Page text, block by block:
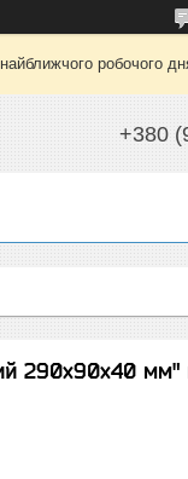
робочого
+380
290х90х40 мм"